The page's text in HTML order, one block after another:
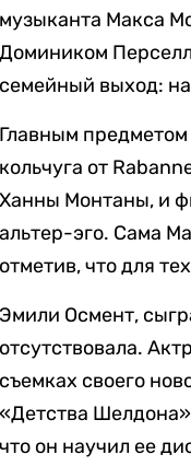
музыканта Макса
Домиником
семейный выход:
Главным
кольчуга от
Ханны Монтаны, и
альтер-эго. Сама
отметив, что для
Эмили Осмент,
отсутствовала.
съемках своего
«Детства
что он научил ее